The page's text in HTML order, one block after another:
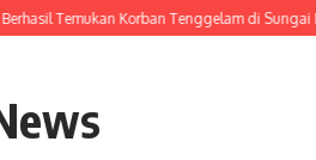
Temukan Korban Tenggelam di Sungai Maro